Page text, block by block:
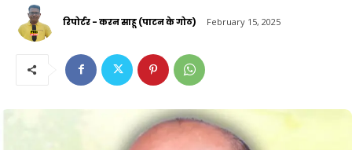
रिपोर्टर - करन साहू (पाटन के गोठ) February 15, 2025